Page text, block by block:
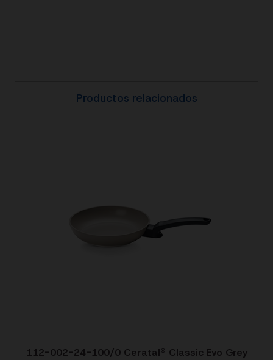
Productos relacionados
112-002-24-100/0 Ceratal® Classic Evo Grey